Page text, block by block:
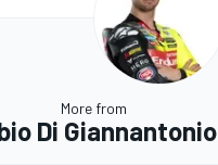
More from
Di Giannantonio